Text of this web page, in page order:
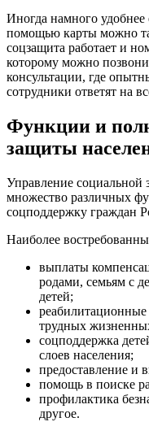
Иногда намного удобнее
помощью карты можно
соцзащита работает и
которому можно
консультации, где
сотрудники ответят на
Функции и
защиты
Управление социальной
множество различных
соцподдержку граждан
Наиболее
выплаты
родами, семьям с
детей;
трудных
соцподдержка
слоев населения;
предоставление и
помощь в поиске
профилактика
другое.